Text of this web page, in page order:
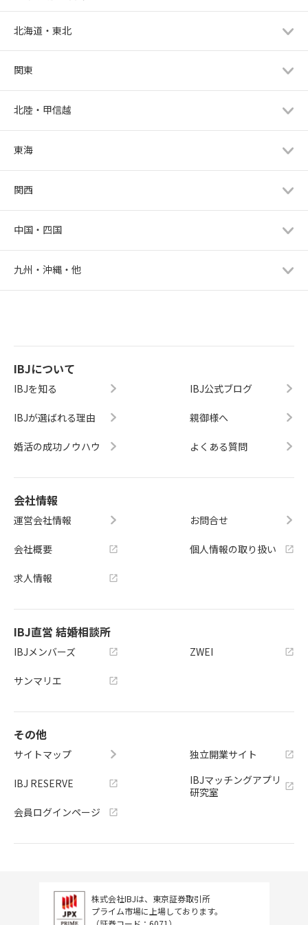
北海道・東北
関東
北陸・甲信越
東海
関西
中国・四国
九州・沖縄・他
IBJについて
IBJを知る
IBJが選ばれる理由
婚活の成功ノウハウ
IBJ公式ブログ
親御様へ
よくある質問
会社情報
運営会社情報
会社概要
求人情報
お問合せ
個人情報の取り扱い
IBJ直営 結婚相談所
IBJメンバーズ
サンマリエ
ZWEI
その他
サイトマップ
IBJ RESERVE
会員ログインページ
独立開業サイト
IBJマッチングアプリ
研究室
株式会社IBJは、東京証券取引所
プライム市場に上場しております。